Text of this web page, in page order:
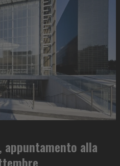
appuntamento alla